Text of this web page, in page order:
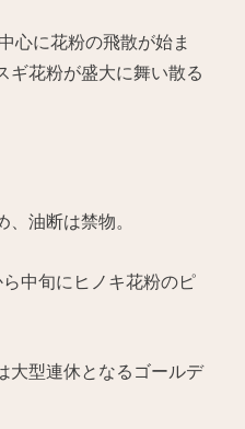
心に花粉の飛散が始ま
ギ花粉が盛大に舞い散る
油断は禁物。
中旬にヒノキ花粉のピ
大型連休となるゴールデ